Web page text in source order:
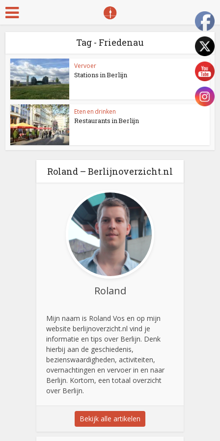
Tag - Friedenau
Vervoer
Stations in Berlijn
Eten en drinken
Restaurants in Berlijn
Roland – Berlijnoverzicht.nl
Roland
Mijn naam is Roland Vos en op mijn
website berlijnoverzicht.nl vind je
informatie en tips over Berlijn. Denk
hierbij aan de geschiedenis,
bezienswaardigheden, activiteiten,
overnachtingen en vervoer in en naar
Berlijn. Kortom, een totaal overzicht
over Berlijn.
Bekijk alle artikelen